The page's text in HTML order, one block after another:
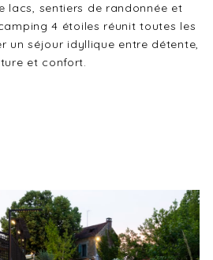
lacs, sentiers de randonnée et
4 étoiles réunit toutes les
un séjour idyllique entre détente,
et confort.